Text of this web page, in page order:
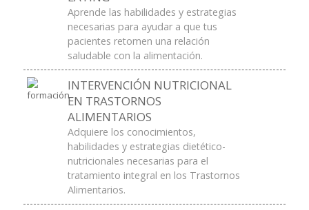
Aprende las habilidades y estrategias
necesarias para ayudar a que tus
pacientes retomen una relación
saludable con la alimentación.
INTERVENCIÓN NUTRICIONAL
EN TRASTORNOS
ALIMENTARIOS
Adquiere los conocimientos,
habilidades y estrategias dietético-
nutricionales necesarias para el
tratamiento integral en los Trastornos
Alimentarios.